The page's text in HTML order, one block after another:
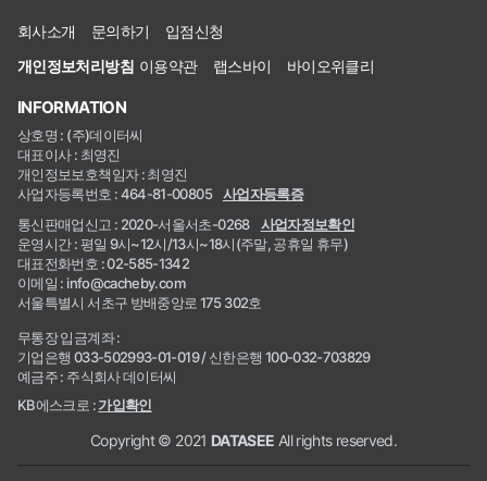
회사소개 문의하기
입점신청
개인정보처리방침 이용약관 랩스바이 바이오위클리
INFORMATION
상호명 : (주)데이터씨
대표이사 : 최영진
개인정보보호책임자 : 최영진
사업자등록번호 : 464-81-00805
사업자등록증
통신판매업신고 : 2020-서울서초-0268
사업자정보확인
운영시간 : 평일 9시~12시/13시~18시(주말, 공휴일 휴무)
대표전화번호 : 02-585-1342
이메일 : info@cacheby.com
서울특별시 서초구 방배중앙로 175 302호
무통장 입금계좌 :
기업은행 033-502993-01-019 / 신한은행 100-032-703829
예금주 : 주식회사 데이터씨
KB에스크로 :가입확인
Copyright © 2021 DATASEE All rights reserved.